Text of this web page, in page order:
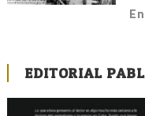
EDITORIAL